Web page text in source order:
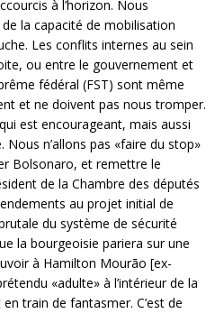
à l’horizon. Nous
la capacité de mobilisation
Les conflits internes au sein
ou entre le gouvernement et
fédéral (FST) sont même
et ne doivent pas nous tromper.
est encourageant, mais aussi
n’allons pas «faire du stop»
Bolsonaro, et remettre le
de la Chambre des députés
au projet initial de
du système de sécurité
la bourgeoisie pariera sur une
à Hamilton Mourão [ex-
«adulte» à l’intérieur de la
train de fantasmer. C’est de